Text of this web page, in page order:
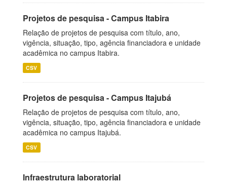
Projetos de pesquisa - Campus Itabira
Relação de projetos de pesquisa com título, ano,
vigência, situação, tipo, agência financiadora e unidade
acadêmica no campus Itabira.
CSV
Projetos de pesquisa - Campus Itajubá
Relação de projetos de pesquisa com título, ano,
vigência, situação, tipo, agência financiadora e unidade
acadêmica no campus Itajubá.
CSV
Infraestrutura laboratorial